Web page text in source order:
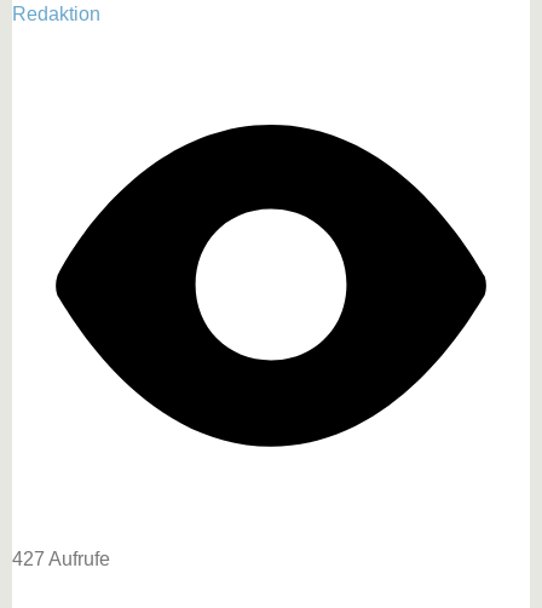
Redaktion
427 Aufrufe